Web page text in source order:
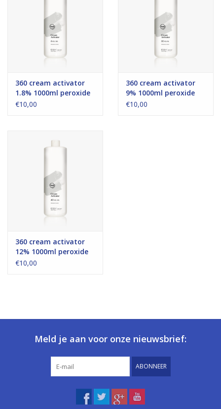
360 cream activator
1.8% 1000ml peroxide
€10,00
360 cream activator
9% 1000ml peroxide
€10,00
360 cream activator
12% 1000ml peroxide
€10,00
Meld je aan voor onze nieuwsbrief:
ABONNEER